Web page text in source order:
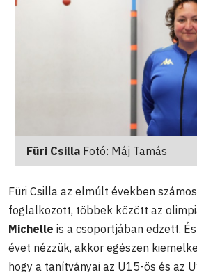
Füri Csilla Fotó: Máj Tamás
Füri Csilla az elmúlt években
foglalkozott, többek között az
Michelle is a csoportjában edzett.
évet nézzük, akkor egészen
hogy a tanítványai az U15-ös és az